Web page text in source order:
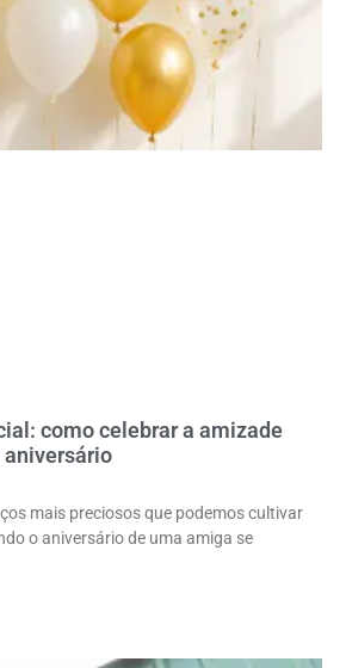
como celebrar a amizade
mais preciosos que podemos cultivar
o aniversário de uma amiga se